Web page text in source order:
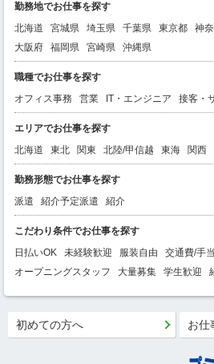
勤務地でお仕事を探す
北海道
宮城県 埼玉県 千葉県 東京都 神
大阪府
福岡県 宮崎県 沖縄県
職種でお仕事を探す
オフィス事務
営業 IT・エンジニア 接客・
エリアでお仕事を探す
北海道
東北 関東 北陸/甲信越 東海 関西
勤務形態でお仕事を探す
派遣
紹介予定派遣 紹介
こだわり条件でお仕事を探す
日払いOK
未経験歓迎 服装自由
交通費/手
オープニングスタッフ
大量募集 学生歓迎
初めての方へ お仕